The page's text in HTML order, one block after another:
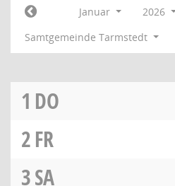
Januar 2026
Samtgemeinde Tarmstedt
1 DO
2FR
3SA